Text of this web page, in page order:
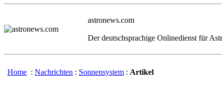
astronews.com
Der deutschsprachige Onlinedienst für
Home : Nachrichten : Sonnensystem : Artikel